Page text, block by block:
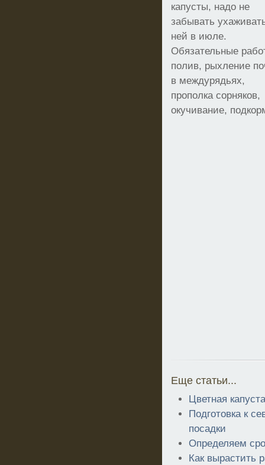
капусты, надо не
забывать
ней в июле.
Обязательные
полив, рыхление
в междурядьях,
прополка сорняков,
окучивание,
Еще статьи...
Цветная
Подготовка к
посадки
Определяем
Как вырастить